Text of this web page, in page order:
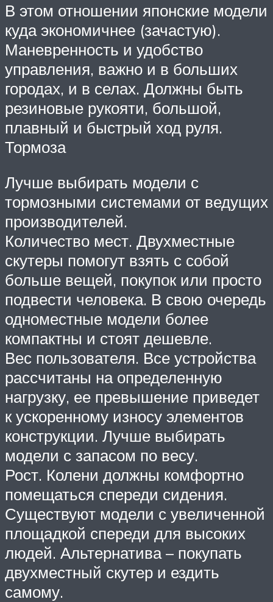
В этом отношении японские модели
куда экономичнее (зачастую).
Маневренность и удобство
управления, важно и в больших
городах, и в селах. Должны быть
резиновые рукояти, большой,
плавный и быстрый ход руля.
Тормоза
Лучше выбирать модели с
тормозными системами от ведущих
производителей.
Количество мест. Двухместные
скутеры помогут взять с собой
больше вещей, покупок или просто
подвести человека. В свою очередь
одноместные модели более
компактны и стоят дешевле.
Вес пользователя. Все устройства
рассчитаны на определенную
нагрузку, ее превышение приведет
к ускоренному износу элементов
конструкции. Лучше выбирать
модели с запасом по весу.
Рост. Колени должны комфортно
помещаться спереди сидения.
Существуют модели с увеличенной
площадкой спереди для высоких
людей. Альтернатива – покупать
двухместный скутер и ездить
самому.